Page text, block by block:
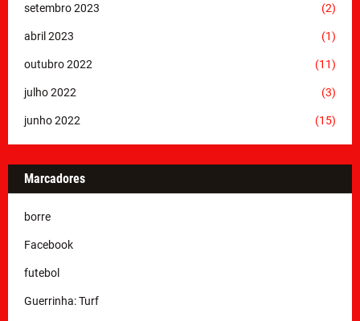
setembro 2023 (2)
abril 2023 (1)
outubro 2022 (11)
julho 2022 (3)
junho 2022 (15)
Marcadores
borre
Facebook
futebol
Guerrinha: Turf